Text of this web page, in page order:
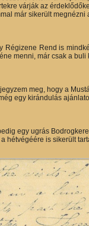
várják az
már sikerült
Régizene Rend is
menni, már csak a
meg, hogy a
egy kirándulás
egy ugrás
hétvégéére is sikerült